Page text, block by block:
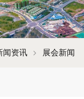
闻资讯 展会新闻